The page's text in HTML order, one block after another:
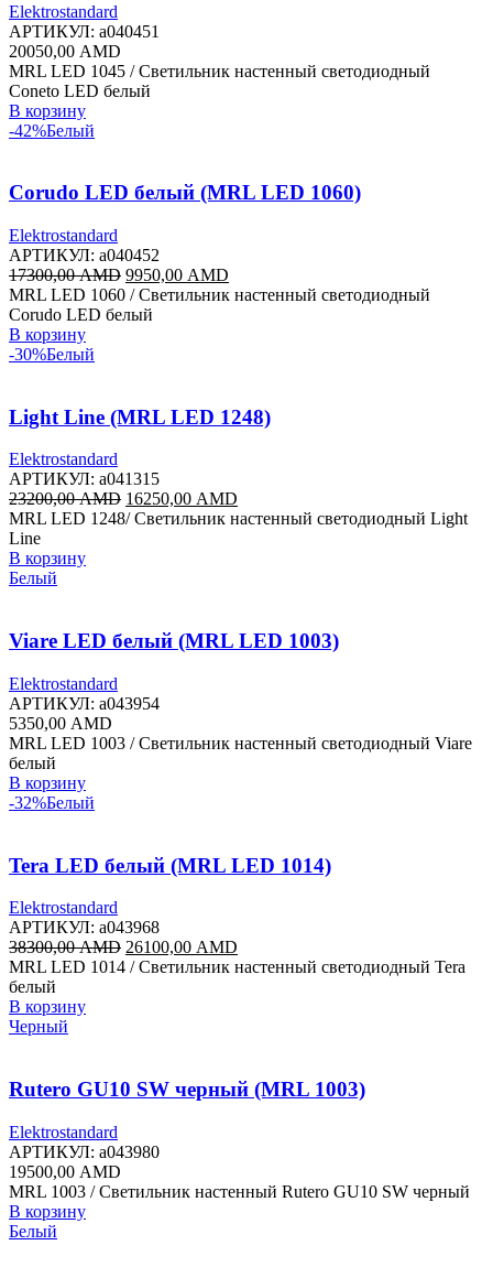
Elektrostandard
АРТИКУЛ: a040451
20050,00 AMD
MRL LED 1045 / Светильник настенный светодиодный
Coneto LED белый
В корзину
-42%Белый
Corudo LED белый (MRL LED 1060)
Elektrostandard
АРТИКУЛ: a040452
17300,00AMD Первоначальная
цена
составляла
9950,00 AMD
цена:
MRL LED 1060 / Светильник настенный светодиодный
Corudo LED белый
В корзину
-30%Белый
Light Line (MRL LED 1248)
Elektrostandard
АРТИКУЛ: a041315
23200,00AMD Первоначальная
цена
16250,00 AMD
цена:
MRL LED 1248/ Светильник настенный светодиодный Light
Line
В корзину
Белый
Viare LED белый (MRL LED 1003)
Elektrostandard
АРТИКУЛ: a043954
5350,00 AMD
MRL LED 1003 / Светильник настенный светодиодный Viare
белый
В корзину
-32%Белый
Tera LED белый (MRL LED 1014)
Elektrostandard
АРТИКУЛ: a043968
38300,00AMD Первоначальная
цена
26100,00 AMD
цена:
MRL LED 1014 / Светильник настенный светодиодный Tera
белый
В корзину
Черный
Rutero GU10 SW черный (MRL 1003)
Elektrostandard
АРТИКУЛ: a043980
19500,00 AMD
MRL 1003 / Светильник настенный Rutero GU10 SW черный
В корзину
Белый